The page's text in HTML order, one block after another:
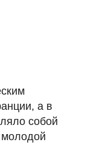
а в
собой
молодой